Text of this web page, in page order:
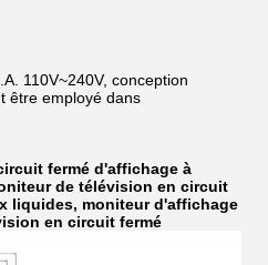
110V~240V, conception
être employé dans
fermé d'affichage à
de télévision en circuit
liquides, moniteur d'affichage
en circuit fermé